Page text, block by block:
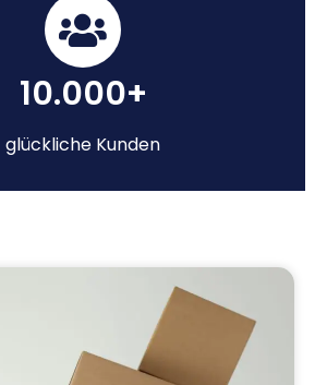
10.000+
glückliche Kunden